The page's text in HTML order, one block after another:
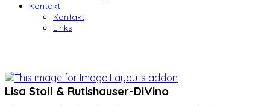
Kontakt
Kontakt
Links
Lisa Stoll & Rutishauser-DiVino